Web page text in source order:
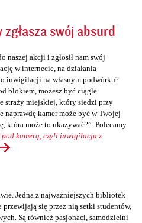
swój absurd
naszej akcji i zgłosił nam swój
w internecie, na działania
inwigilacji na własnym podwórku?
blokiem, możesz być ciągle
straży miejskiej, który siedzi przy
naprawdę kamer może być w Twojej
która może to ukazywać?”. Polecamy
pod kamerą, czyli inwigilacja z
Jedna z najważniejszych bibliotek
się przez nią setki studentów,
Są również pasjonaci, samodzielni